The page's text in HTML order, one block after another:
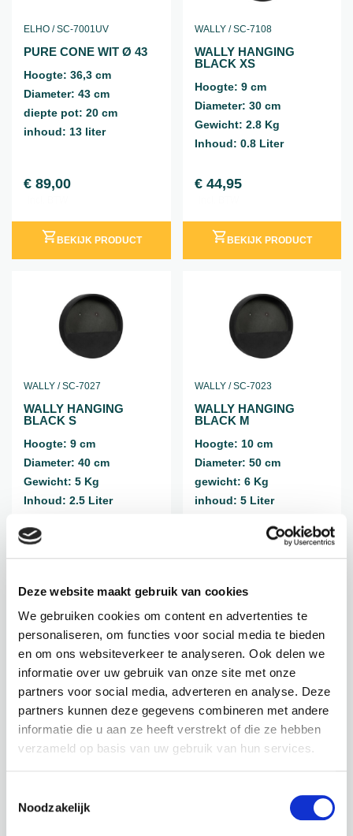
Deze website maakt gebruik van cookies
We gebruiken cookies om content en advertenties te
personaliseren, om functies voor social media te bieden
en om ons websiteverkeer te analyseren. Ook delen we
informatie over uw gebruik van onze site met onze
partners voor social media, adverteren en analyse. Deze
partners kunnen deze gegevens combineren met andere
informatie die u aan ze heeft verstrekt of die ze hebben
verzameld op basis van uw gebruik van hun services.
Noodzakelijk
ELHO / SC-7001UV
PURE CONE WIT Ø 43
Hoogte: 36,3 cm
Diameter: 43 cm
diepte pot: 20 cm
inhoud: 13 liter
€ 89,00
BEKIJK PRODUCT
WALLY / SC-7108
WALLY HANGING
BLACK XS
Hoogte: 9 cm
Diameter: 30 cm
Gewicht: 2.8 Kg
Inhoud: 0.8 Liter
€44,95
BEKIJK PRODUCT
WALLY / SC-7027
WALLY HANGING
BLACK S
Hoogte: 9 cm
Diameter: 40 cm
Gewicht: 5 Kg
Inhoud: 2.5 Liter
€64,95
incl. BTW
BEKIJK PRODUCT
WALLY / SC-7023
WALLY HANGING
BLACK M
Hoogte: 10 cm
Diameter: 50 cm
gewicht: 6 Kg
inhoud: 5 Liter
incl. BTW
BEKIJK PRODUCT
ELHO / SC-7003UV
Hoogte: 69 cm
POTTEN / SC-7164